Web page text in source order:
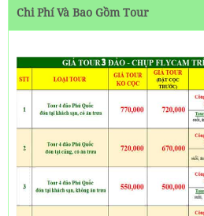
Chi Phí Và Bao Gồm Tour